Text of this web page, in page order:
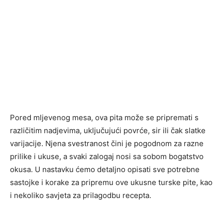
Pored mljevenog mesa, ova pita može se pripremati s
različitim nadjevima, uključujući povrće, sir ili čak slatke
varijacije. Njena svestranost čini je pogodnom za razne
prilike i ukuse, a svaki zalogaj nosi sa sobom bogatstvo
okusa. U nastavku ćemo detaljno opisati sve potrebne
sastojke i korake za pripremu ove ukusne turske pite, kao
i nekoliko savjeta za prilagodbu recepta.